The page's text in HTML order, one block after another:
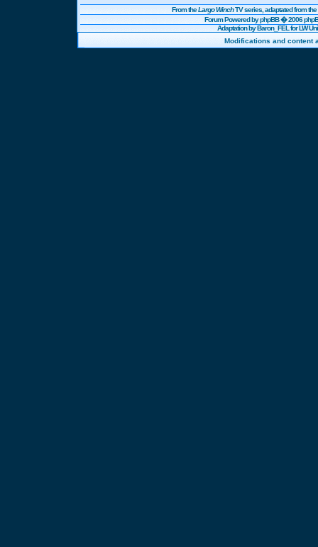
From theLargo WinchTV series, adaptated from
Forum Powered byphpBB� 2006
Adaptation by Baron_FEL for LW
Modifications and content